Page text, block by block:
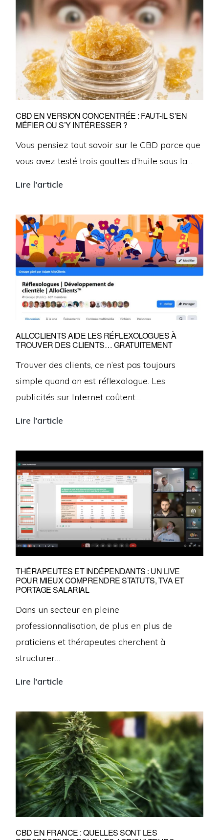
CBD EN VERSION CONCENTRÉE : FAUT-IL S’EN
MÉFIER OU S’Y INTÉRESSER ?
Vous pensiez tout savoir sur le CBD parce que
vous avez testé trois gouttes d’huile sous la…
Lire l'article
version
concentrée
:
faut-
il
s’en
s’y
intéresser
?
ALLOCLIENTS AIDE LES RÉFLEXOLOGUES À
TROUVER DES CLIENTS… GRATUITEMENT
Trouver des clients, ce n’est pas toujours
simple quand on est réflexologue. Les
publicités sur Internet coûtent…
Lire l'article
les
réflexologues
à
trouver
des
gratuitement
THÉRAPEUTES ET INDÉPENDANTS : UN LIVE
POUR MIEUX COMPRENDRE STATUTS, TVA ET
PORTAGE SALARIAL
Dans un secteur en pleine
professionnalisation, de plus en plus de
praticiens et thérapeutes cherchent à
structurer…
Lire l'article
indépendants
:
un
live
pour
mieux
comprendre
CBD EN FRANCE : QUELLES SONT LES